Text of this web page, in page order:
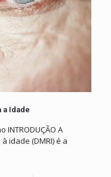
a Idade
INTRODUÇÃO A
idade (DMRI) é a